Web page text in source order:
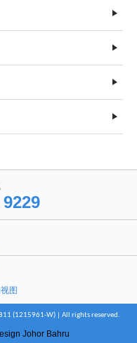
图
(1215961-W) | All rights reserved.
Johor Bahru